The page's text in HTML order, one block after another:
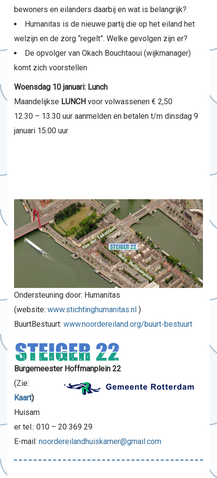
bewoners en eilanders daarbij en wat is belangrijk?
Humanitas is de nieuwe partij die op het eiland het
welzijn en de zorg “regelt”. Welke gevolgen zijn er?
De opvolger van Okach Bouchtaoui (wijkmanager)
komt zich voorstellen
Woensdag 10 januari: Lunch
Maandelijkse LUNCH voor volwassenen € 2,50
12.30 – 13.30 uur aanmelden en betalen t/m dinsdag 9
januari 15.00 uur
Ondersteuning door: Humanitas
(website: www.stichtinghumanitas.nl )
BuurtBestuurt: www.noordereiland.org/buurt-bestuurt
Burgemeester Hoffmanplein 22
(Zie:
Kaart)
Huisam
er tel.: 010 – 20 369 29
E-mail: noordereilandhuiskamer@gmail.com